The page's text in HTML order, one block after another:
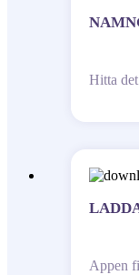
Hitta
Appen